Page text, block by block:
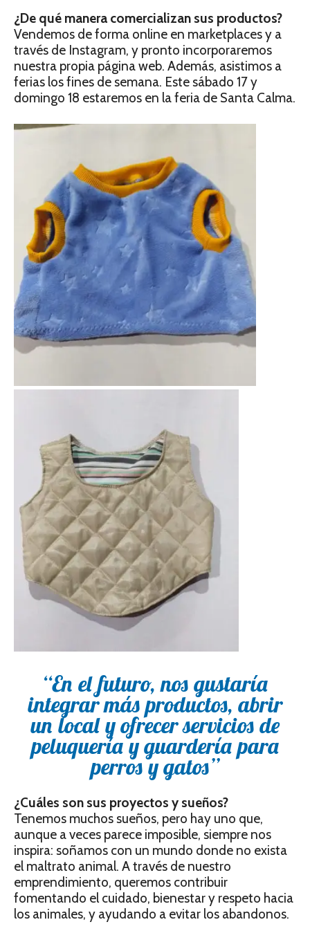
¿De qué manera comercializan sus productos?
Vendemos de forma online en marketplaces y a
través de Instagram, y pronto incorporaremos
nuestra propia página web. Además, asistimos a
ferias los fines de semana. Este sábado 17 y
domingo 18 estaremos en la feria de Santa Calma.
“En el futuro, nos gustaría
integrar más productos, abrir
un local y ofrecer servicios de
peluquería y guardería para
perros y gatos”
¿Cuáles son sus proyectos y sueños?
Tenemos muchos sueños, pero hay uno que,
aunque a veces parece imposible, siempre nos
inspira: soñamos con un mundo donde no exista
el maltrato animal. A través de nuestro
emprendimiento, queremos contribuir
fomentando el cuidado, bienestar y respeto hacia
los animales, y ayudando a evitar los abandonos.